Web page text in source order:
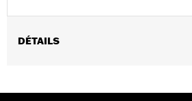
DÉTAILS
WARRANTY:Wolverine Worldwide